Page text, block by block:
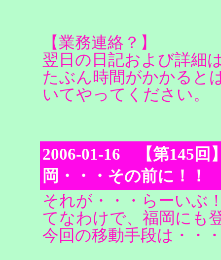
【業務連絡？】
翌日の日記および詳細
たぶん時間がかかると
いてやってください。
2006-01-16 【第145回
岡・・・その前に！！
それが・・・らーいぶ
てなわけで、福岡にも
今回の移動手段は・・